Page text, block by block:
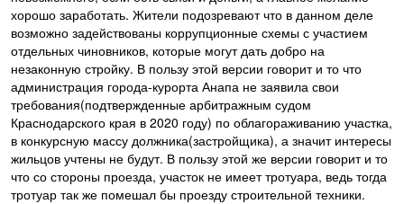
хорошо заработать. Жители подозревают что в данном деле
возможно задействованы коррупционные схемы с участием
отдельных чиновников, которые могут дать добро на
незаконную стройку. В пользу этой версии говорит и то что
администрация города-курорта Анапа не заявила свои
требования(подтвержденные арбитражным судом
Краснодарского края в 2020 году) по облагораживанию участка,
в конкурсную массу должника(застройщика), а значит интересы
жильцов учтены не будут. В пользу этой же версии говорит и то
что со стороны проезда, участок не имеет тротуара, ведь тогда
тротуар так же помешал бы проезду строительной техники.